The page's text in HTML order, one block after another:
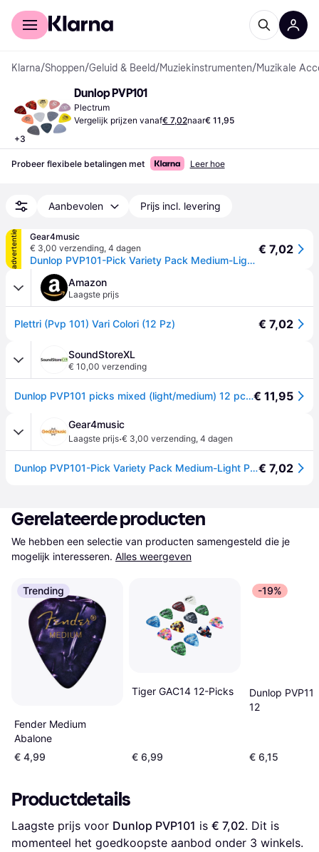
Voor shoppers
Klarna/Shoppen/Geluid & Beeld/Muziekinstrumenten/Muzikale
+3
Dunlop PVP101
Plectrum
Vergelijk prijzen vanaf€ 7,02naar€ 11,95
Probeer flexibele betalingen met Leer hoe
Aanbevolen Prijs incl. levering
advertentie
Gear4music
€ 3,00 verzending, 4 dagen
Dunlop PVP101-Pick Variety Pack Medium-Light Players Pack of 12
€ 7,02
Amazon
Laagste prijs
Plettri (Pvp 101) Vari Colori (12 Pz) € 7,02
SoundStoreXL
€ 10,00 verzending
Dunlop PVP101 picks mixed (light/medium) 12 pcs.€ 11,95
Gear4music
Laagste prijs·€ 3,00 verzending, 4 dagen
Dunlop PVP101-Pick Variety Pack Medium-Light Players Pack of 12€ 7,02
Gerelateerde producten
We hebben een selectie van producten samengesteld die je
mogelijk interesseren. Alles weergeven
Trending
Fender Medium
Abalone
€ 4,99
Tiger GAC14 12-Picks
€ 6,99
-19%
Dunlop
12
€ 6,15
Productdetails
Laagste prijs voor Dunlop PVP101 is € 7,02. Dit is
momenteel het goedkoopste aanbod onder 3 winkels.